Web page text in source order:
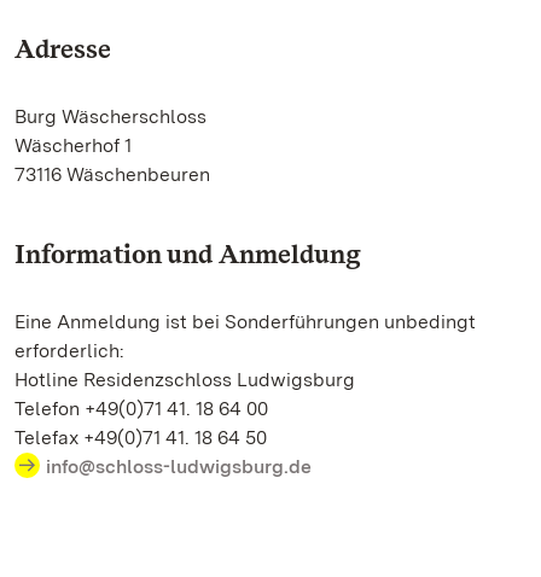
Adresse
Burg Wäscherschloss
Wäscherhof 1
73116 Wäschenbeuren
Information und Anmeldung
Eine Anmeldung ist bei Sonderführungen unbedingt
erforderlich:
Hotline Residenzschloss Ludwigsburg
Telefon +49(0)71 41. 18 64 00
Telefax +49(0)71 41. 18 64 50
info@schloss-ludwigsburg.de